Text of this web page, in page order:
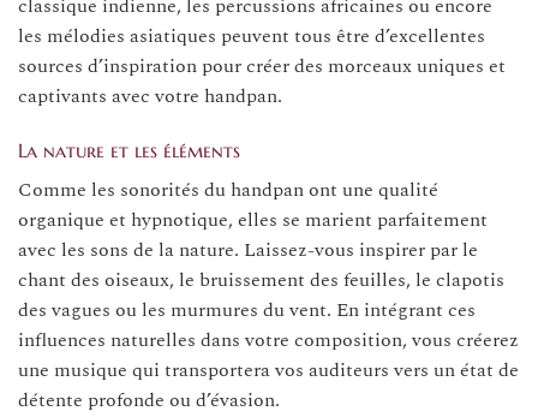
les mélodies asiatiques peuvent tous être d’excellentes
sources d’inspiration pour créer des morceaux uniques et
captivants avec votre handpan.
La nature et les éléments
Comme les sonorités du handpan ont une qualité
organique et hypnotique, elles se marient parfaitement
avec les sons de la nature. Laissez-vous inspirer par le
chant des oiseaux, le bruissement des feuilles, le clapotis
des vagues ou les murmures du vent. En intégrant ces
influences naturelles dans votre composition, vous créerez
une musique qui transportera vos auditeurs vers un état de
détente profonde ou d’évasion.